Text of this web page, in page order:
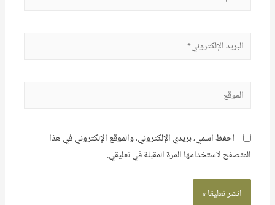
البريد
الموقع
احفظ اسمي، بريدي الإلكتروني، والموقع الإلكتروني في هذا
المتصفح لاستخدامها المرة المقبلة في تعليقي.